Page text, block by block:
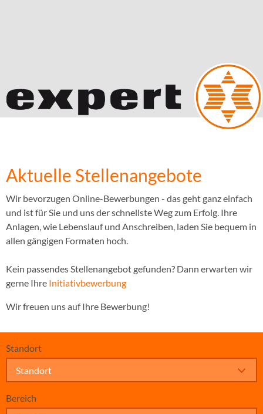
Aktuelle Stellenangebote
Wir bevorzugen Online-Bewerbungen - das geht ganz einfach
und ist für Sie und uns der schnellste Weg zum Erfolg. Ihre
Anlagen, wie Lebenslauf und Anschreiben, laden Sie bequem in
allen gängigen Formaten hoch.
Kein passendes Stellenangebot gefunden? Dann erwarten wir
gerne Ihre Initiativbewerbung
Wir freuen uns auf Ihre Bewerbung!
Standort
Standort
Bereich